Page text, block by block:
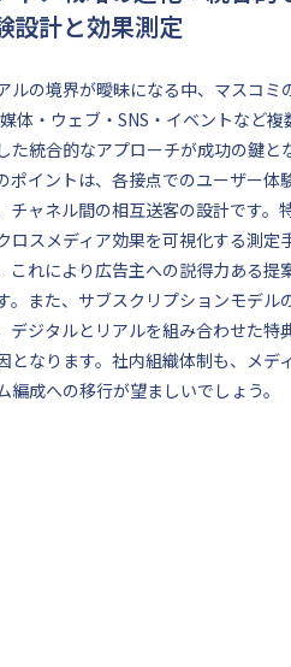
設計と効果測定
ルの境界が曖昧になる中、マスコミ
体・ウェブ・SNS・イベントなど複
た統合的なアプローチが成功の鍵と
ポイントは、各接点でのユーザー体
チャネル間の相互送客の設計です。
ロスメディア効果を可視化する測定
これにより広告主への説得力ある提
。また、サブスクリプションモデル
デジタルとリアルを組み合わせた特
となります。社内組織体制も、メデ
編成への移行が望ましいでしょう。